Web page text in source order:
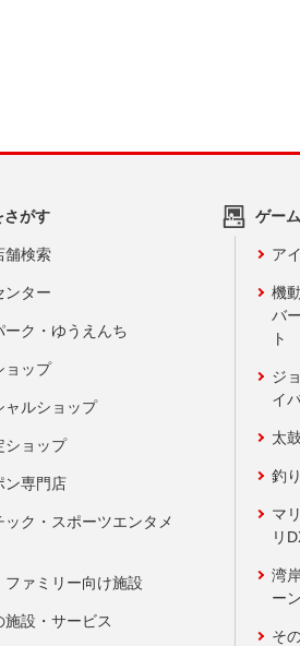
さがす
舗検索
ンター
ーク・ゆうえんち
ョップ
ャルショップ
ショップ
ン専門店
ック・スポーツエンタメ
ファミリー向け施設
施設・サービス
ゲー
ア
機
バ
ト
ジ
イ
太
釣
マ
リ
湾
ー
そ